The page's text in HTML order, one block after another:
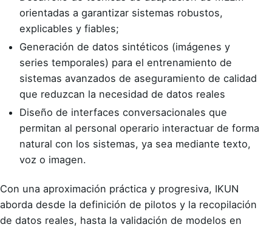
orientadas a garantizar sistemas robustos,
explicables y fiables;
Generación de datos sintéticos (imágenes y
series temporales) para el entrenamiento de
sistemas avanzados de aseguramiento de calidad
que reduzcan la necesidad de datos reales
Diseño de interfaces conversacionales que
permitan al personal operario interactuar de forma
natural con los sistemas, ya sea mediante texto,
voz o imagen.
Con una aproximación práctica y progresiva, IKUN
aborda desde la definición de pilotos y la recopilación
de datos reales, hasta la validación de modelos en